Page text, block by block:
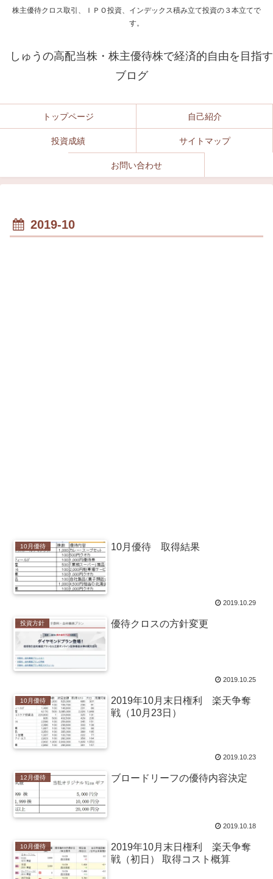
株主優待クロス取引、ＩＰＯ投資、インデックス積み立て投資の３本立てで
す。
しゅうの高配当株・株主優待株で経済的自由を目指す
ブログ
トップページ 自己紹介
投資成績 サイトマップ
お問い合わせ
2019-10
10月優待 10月優待 取得結果
2019.10.29
投資方針 優待クロスの方針変更
2019.10.25
10月優待
2019年10月末日権利 楽天争奪
戦（10月23日）
2019.10.23
12月優待 ブロードリーフの優待内容決定
2019.10.18
10月優待
2019年10月末日権利 楽天争奪
戦（初日） 取得コスト概算